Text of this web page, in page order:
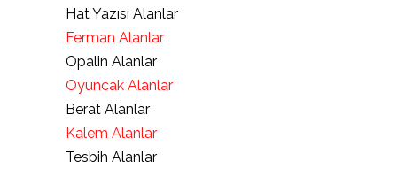
Hat Yazısı Alanlar
Ferman Alanlar
Opalin Alanlar
Oyuncak Alanlar
Berat Alanlar
Kalem Alanlar
Tesbih Alanlar